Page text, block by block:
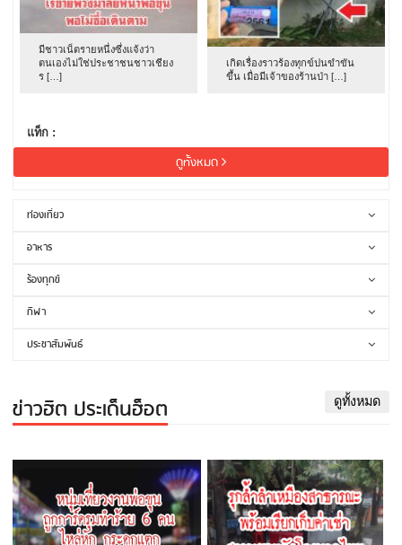
มีชาวเน็ตรายหนึ่งซึ่งแจ้งว่า
ตนเองไม่ใช่ประชาชนชาวเชียง
ร […]
เกิดเรื่องราวร้องทุกข์ปนขำขัน
ขึ้น เมื่อมีเจ้าของร้านป่า […]
แท็ก :
ดูทั้งหมด
ท่องเที่ยว
อาหาร
ร้องทุกข์
กีฬา
ประชาสัมพันธ์
ข่าวฮิต ประเด็นฮ็อต ดูทั้งหมด